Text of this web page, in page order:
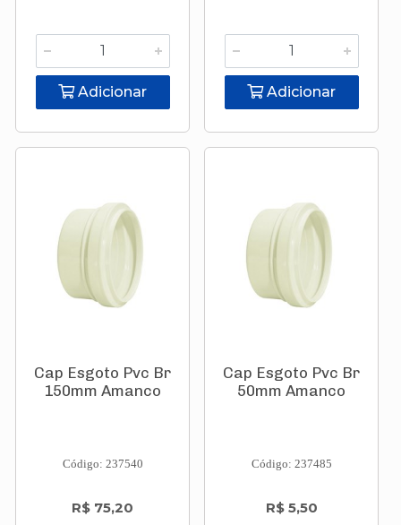
Adicionar Adicionar
Cap Esgoto Pvc Br
150mm Amanco
Código: 237540
R$ 75,20
Cap Esgoto Pvc Br
50mm Amanco
Código: 237485
R$ 5,50